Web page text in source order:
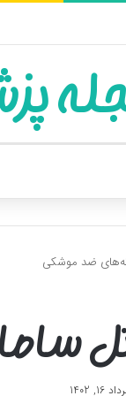
ضد موشکی
16, 1402